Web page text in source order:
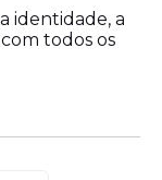
identidade, a
todos os